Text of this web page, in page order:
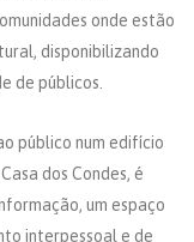
onde estão
disponibilizando
de públicos.
público num edifício
dos Condes, é
um espaço
interpessoal e de